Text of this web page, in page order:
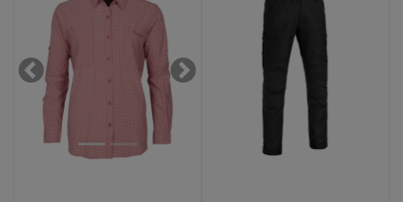
InsectSafe
Women
Shirt
Brick
Pink/Offwhite
(Bild
Previous Next